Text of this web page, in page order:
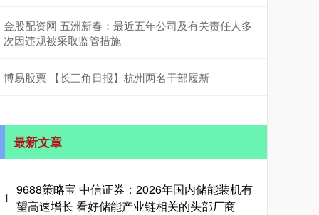
金股配资网 五洲新春：最近五年公司及有关责任人多
次因违规被采取监管措施
博易股票 【长三角日报】杭州两名干部履新
最新文章
1
9688策略宝 中信证券：2026年国内储能装机有
望高速增长 看好储能产业链相关的头部厂商